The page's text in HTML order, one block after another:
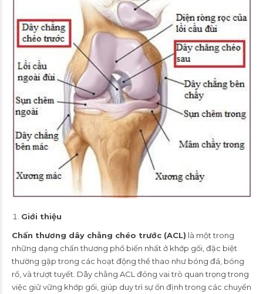
Giới thiệu
Chấn thương dây chằng chéo trước (ACL) là một trong
những dạng chấn thương phổ biến nhất ở khớp gối, đặc biệt
thường gặp trong các hoạt động thể thao như bóng đá, bóng
rổ, và trượt tuyết. Dây chằng ACL đóng vai trò quan trọng trong
việc giữ vững khớp gối, giúp duy trì sự ổn định trong các chuyển